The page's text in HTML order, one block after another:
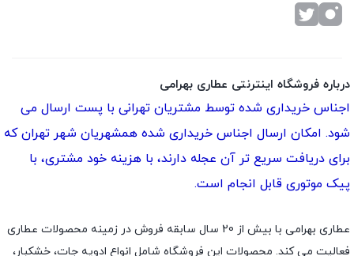
درباره فروشگاه اینترنتی عطاری بهرامی
اجناس خریداری شده توسط مشتریان تهرانی با پست ارسال می
شود. امکان ارسال اجناس خریداری شده همشهریان شهر تهران که
برای دریافت سریع تر آن عجله دارند، با هزینه خود مشتری، با
پیک موتوری قابل انجام است.
عطاری بهرامی با بیش از 20 سال سابقه فروش در زمینه محصولات عطاری
فعالیت می کند. محصولات این فروشگاه شامل انواع ادویه جات، خشکبار،